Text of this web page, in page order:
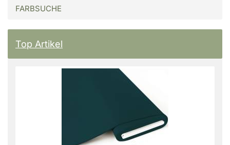
FARBSUCHE
Top Artikel